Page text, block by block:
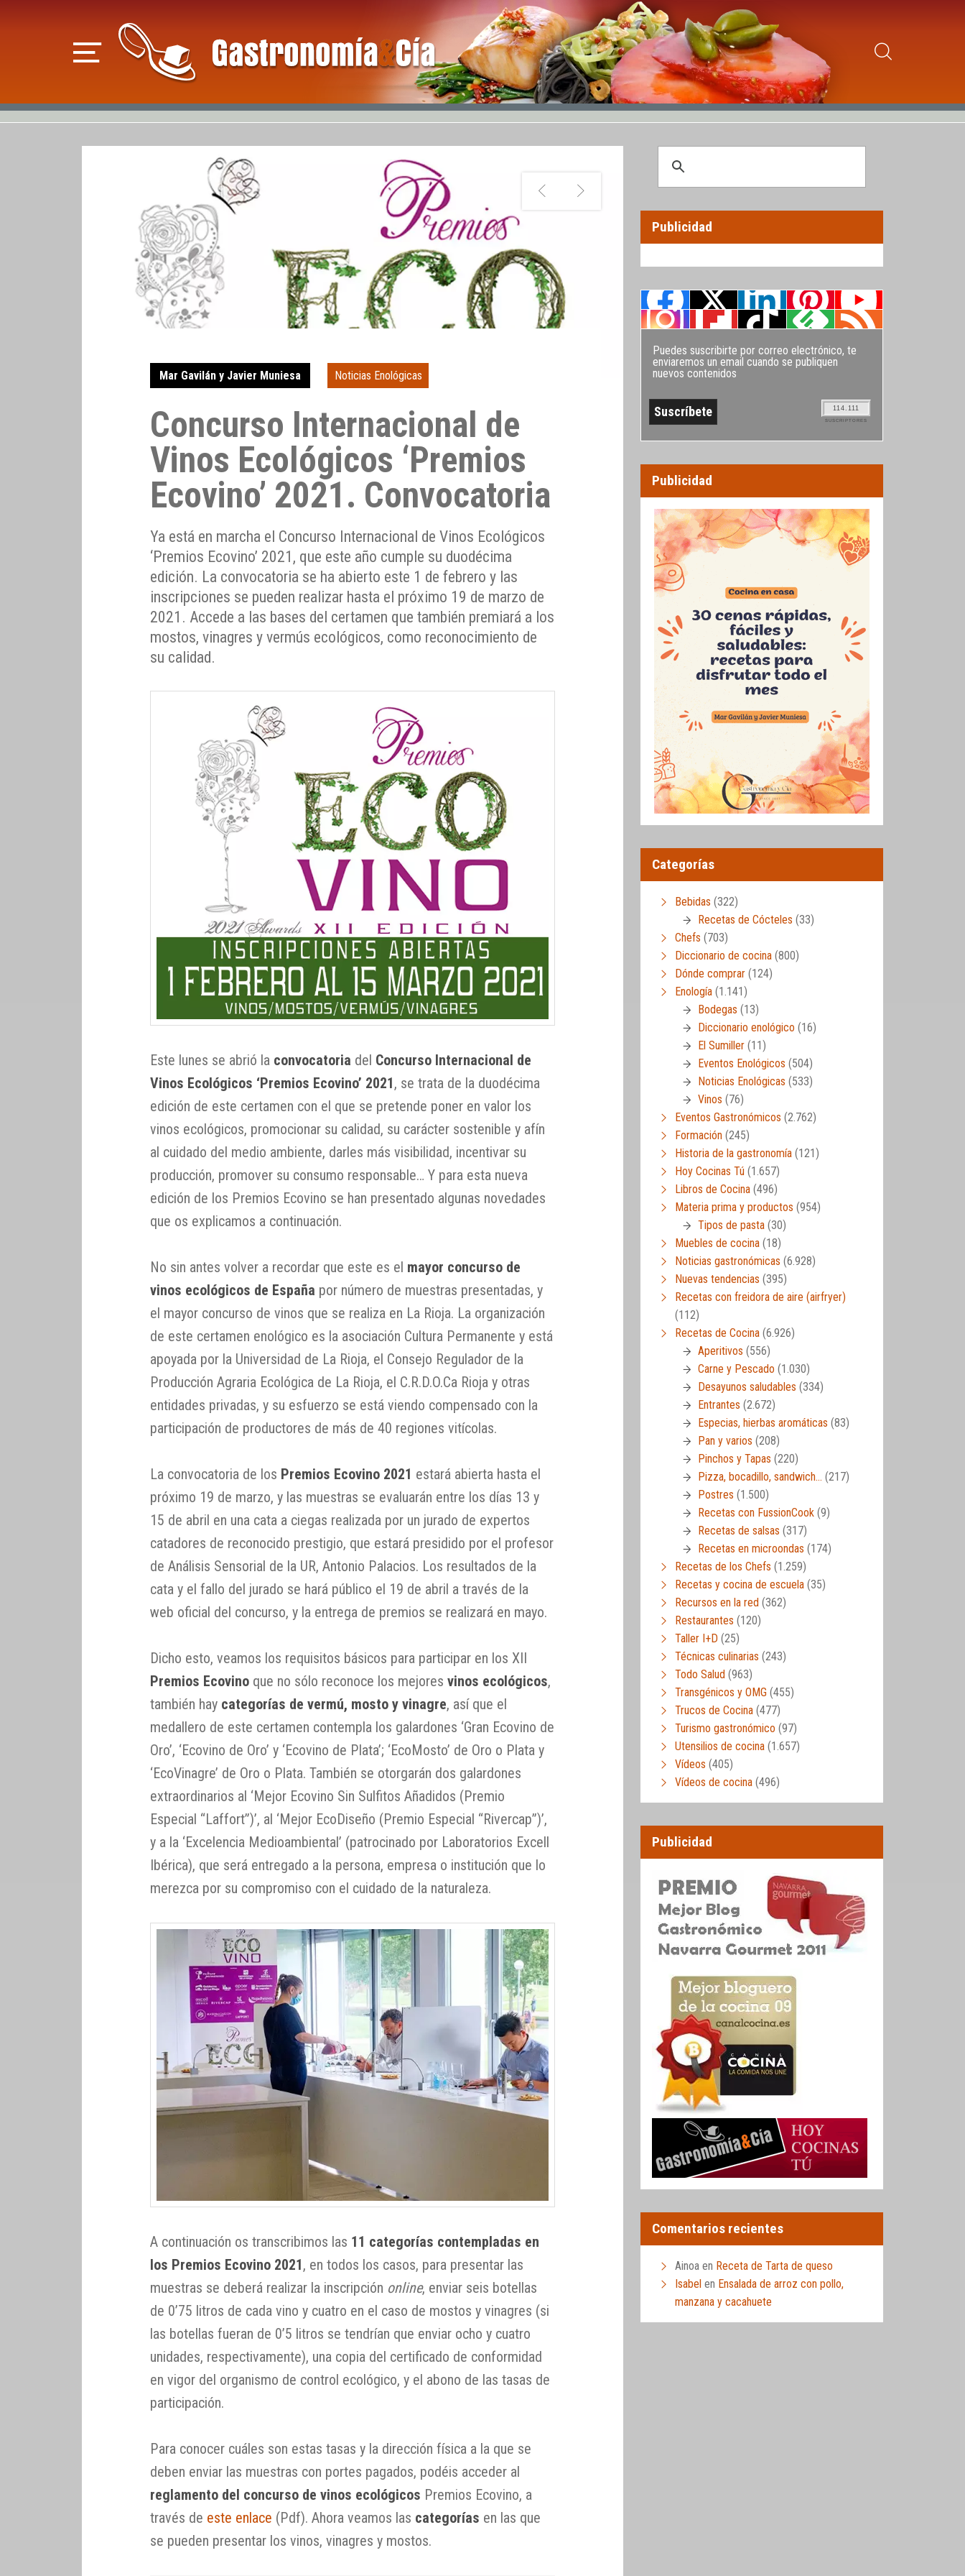
Mar Gavilán y Javier Muniesa Noticias Enológicas
Concurso Internacional de
Vinos Ecológicos ‘Premios
Ecovino’ 2021. Convocatoria
Ya está en marcha el Concurso Internacional de Vinos Ecológicos
‘Premios Ecovino’ 2021, que este año cumple su duodécima
edición. La convocatoria se ha abierto este 1 de febrero y las
inscripciones se pueden realizar hasta el próximo 19 de marzo de
2021. Accede a las bases del certamen que también premiará a los
mostos, vinagres y vermús ecológicos, como reconocimiento de
su calidad.
Este lunes se abrió la convocatoria del Concurso Internacional de
Vinos Ecológicos ‘Premios Ecovino’ 2021 , se trata de la duodécima
edición de este certamen con el que se pretende poner en valor los
vinos ecológicos, promocionar su calidad, su carácter sostenible y afín
al cuidado del medio ambiente, darles más visibilidad, incentivar su
producción, promover su consumo responsable… Y para esta nueva
edición de los Premios Ecovino se han presentado algunas novedades
que os explicamos a continuación.
No sin antes volver a recordar que este es el mayor concurso de
vinos ecológicos de España por número de muestras presentadas, y
el mayor concurso de vinos que se realiza en La Rioja. La organización
de este certamen enológico es la asociación Cultura Permanente y está
apoyada por la Universidad de La Rioja, el Consejo Regulador de la
Producción Agraria Ecológica de La Rioja, el C.R.D.O.Ca Rioja y otras
entidades privadas, y su esfuerzo se está viendo compensado con la
participación de productores de más de 40 regiones vitícolas.
La convocatoria de los Premios Ecovino 2021 estará abierta hasta el
próximo 19 de marzo, y las muestras se evaluarán entre los días 13 y
15 de abril en una cata a ciegas realizada por un jurado de expertos
catadores de reconocido prestigio, que estará presidido por el profesor
de Análisis Sensorial de la UR, Antonio Palacios. Los resultados de la
cata y el fallo del jurado se hará público el 19 de abril a través de la
web oficial del concurso, y la entrega de premios se realizará en mayo.
Dicho esto, veamos los requisitos básicos para participar en los XII
Premios Ecovino que no sólo reconoce los mejoresvinos ecológicos,
también hay categorías de vermú, mosto y vinagre, así que el
medallero de este certamen contempla los galardones ‘Gran Ecovino de
Oro’, ‘Ecovino de Oro’ y ‘Ecovino de Plata’; ‘EcoMosto’ de Oro o Plata y
‘EcoVinagre’ de Oro o Plata. También se otorgarán dos galardones
extraordinarios al ‘Mejor Ecovino Sin Sulfitos Añadidos (Premio
Especial “Laffort”)’, al ‘Mejor EcoDiseño (Premio Especial “Rivercap”)’,
y a la ‘Excelencia Medioambiental’ (patrocinado por Laboratorios Excell
Ibérica), que será entregado a la persona, empresa o institución que lo
merezca por su compromiso con el cuidado de la naturaleza.
A continuación os transcribimos las 11 categorías contempladas en
los Premios Ecovino 2021, en todos los casos, para presentar las
muestras se deberá realizar la inscripción online, enviar seis botellas
de 0’75 litros de cada vino y cuatro en el caso de mostos y vinagres (si
las botellas fueran de 0’5 litros se tendrían que enviar ocho y cuatro
unidades, respectivamente), una copia del certificado de conformidad
en vigor del organismo de control ecológico, y el abono de las tasas de
participación.
Para conocer cuáles son estas tasas y la dirección física a la que se
deben enviar las muestras con portes pagados, podéis acceder al
reglamento del concurso de vinos ecológicos Premios Ecovino, a
través de este enlace (Pdf). Ahora veamos las categorías en las que
se pueden presentar los vinos, vinagres y mostos.
Publicidad
Puedes suscribirte por correo electrónico, te
enviaremos un email cuando se publiquen
nuevos contenidos
114.111
SUSCRIPTORES
Publicidad
Categorías
Bebidas (322)
Recetas de Cócteles (33)
Chefs (703)
Diccionario de cocina (800)
Dónde comprar (124)
Enología (1.141)
Bodegas (13)
Diccionario enológico (16)
El Sumiller (11)
Eventos Enológicos (504)
Noticias Enológicas (533)
Vinos (76)
Eventos Gastronómicos (2.762)
Formación (245)
Historia de la gastronomía (121)
Hoy Cocinas Tú (1.657)
Libros de Cocina (496)
Materia prima y productos (954)
Tipos de pasta (30)
Muebles de cocina (18)
Noticias gastronómicas (6.928)
Nuevas tendencias (395)
Recetas con freidora de aire (airfryer)
(112)
Recetas de Cocina (6.926)
Aperitivos (556)
Carne y Pescado (1.030)
Desayunos saludables (334)
Entrantes (2.672)
Especias, hierbas aromáticas (83)
Pan y varios (208)
Pinchos y Tapas (220)
Pizza, bocadillo, sandwich… (217)
Postres (1.500)
Recetas con FussionCook (9)
Recetas de salsas (317)
Recetas en microondas (174)
Recetas de los Chefs (1.259)
Recetas y cocina de escuela (35)
Recursos en la red (362)
Restaurantes (120)
Taller I+D (25)
Técnicas culinarias (243)
Todo Salud (963)
Transgénicos y OMG (455)
Trucos de Cocina (477)
Turismo gastronómico (97)
Utensilios de cocina (1.657)
Vídeos (405)
Vídeos de cocina (496)
Publicidad
Comentarios recientes
Ainoa en Receta de Tarta de queso
Isabel en Ensalada de arroz con pollo,
manzana y cacahuete